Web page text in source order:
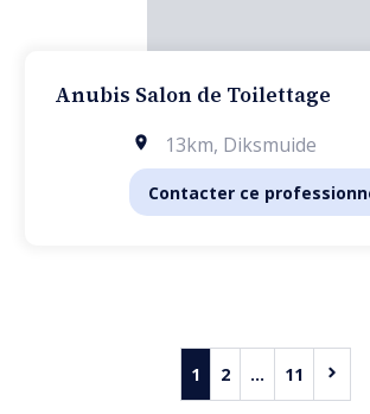
Anubis Salon de Toilettage
13km, Diksmuide
Contacter ce
1 2 ... 11